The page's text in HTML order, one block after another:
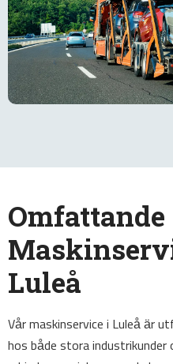
Omfattande
Luleå
Vår maskinservice i Luleå är
hos både stora industrikunder